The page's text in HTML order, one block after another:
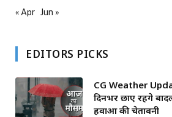
« Apr Jun »
EDITORS PICKS
CG Weather
दिनभर छाए रहेंगे
हवाओं की चेतावनी